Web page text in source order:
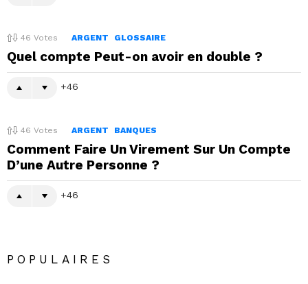
46 Votes ARGENT GLOSSAIRE
Quel compte Peut-on avoir en double ?
46
46 Votes ARGENT BANQUES
Comment Faire Un Virement Sur Un Compte
D’une Autre Personne ?
46
POPULAIRES